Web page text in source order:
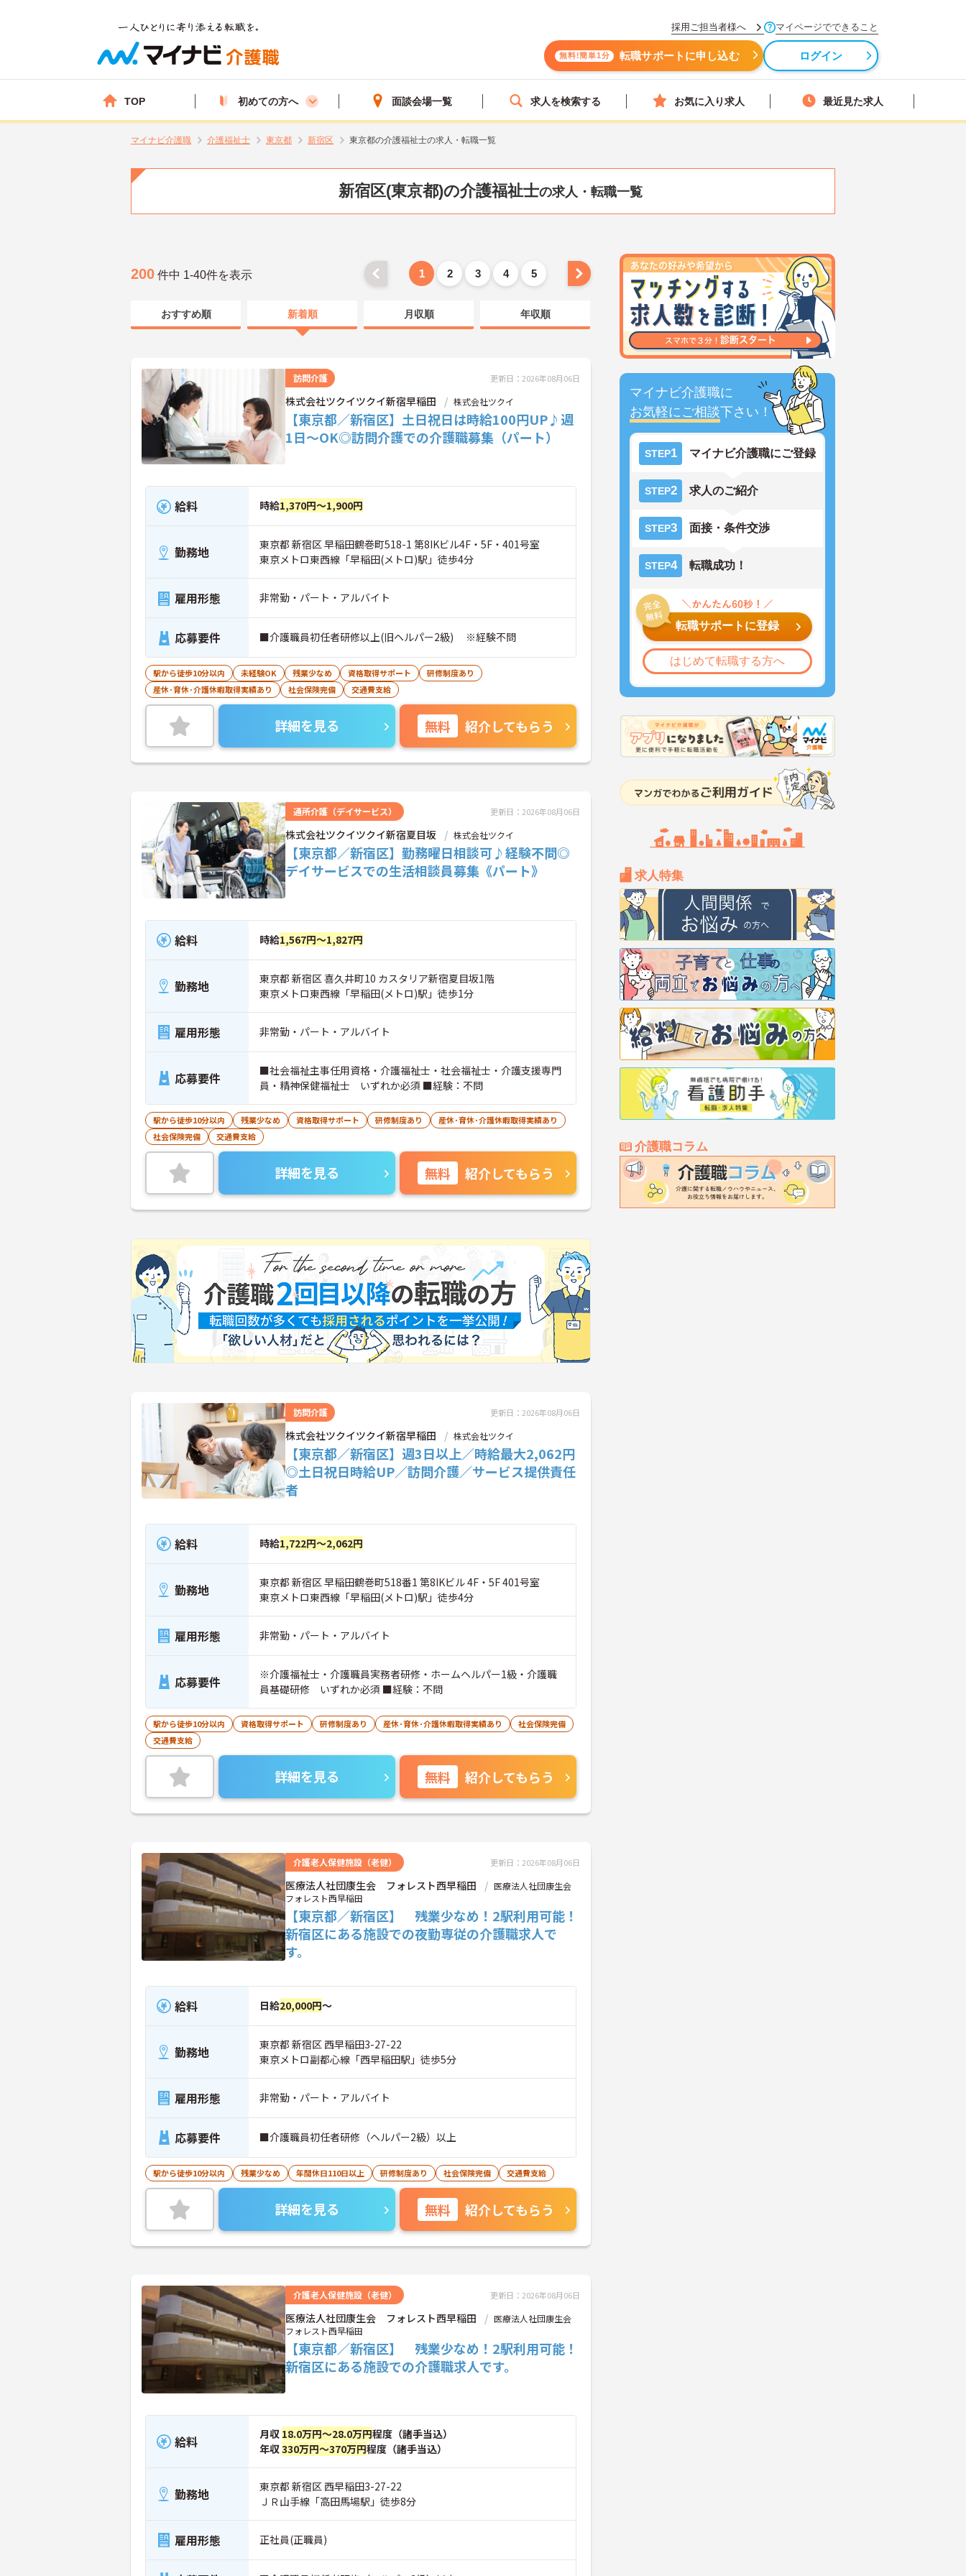
採用ご担当者様へ マイページでできること
無料!簡単1分 転職サポートに申し込む ログイン
TOP 初めての方へ 面談会場一覧 求人を検索する お気に入り求人 最近見た求人
マイナビ介護職 介護福祉士 東京都 新宿区 東京都の介護福祉士の求人・転職一覧
新宿区(東京都)の介護福祉士の求人・転職一覧
マイナビ介護職に
お気軽にご相談下さい！
STEP1 マイナビ介護職にご登録
STEP2 求人のご紹介
STEP3 面接・条件交渉
STEP4 転職成功！
転職サポートに登録
はじめて転職する方へ
求人特集
介護職コラム
200 件中 1-40件を表示 1 2 3 4 5
おすすめ順 新着順 月収順 年収順
訪問介護 更新日：2026年08月06日
株式会社ツクイツクイ新宿早稲田 株式会社ツクイ
【東京都／新宿区】土日祝日は時給100円UP♪週
1日～OK◎訪問介護での介護職募集（パート）
給料 時給1,370円～1,900円
勤務地
東京都 新宿区 早稲田鶴巻町518-1 第8IKビル4F・5F・401号室
東京メトロ東西線「早稲田(メトロ)駅」徒歩4分
雇用形態 非常勤・パート・アルバイト
応募要件 ■介護職員初任者研修以上(旧ヘルパー2級) ※経験不問
駅から徒歩10分以内 未経験OK 残業少なめ 資格取得サポート
研修制度あり
産休･育休･介護休暇取得実績あり
社会保険完備 交通費支給
詳細を見る 無料 紹介してもらう
通所介護（デイサービス） 更新日：2026年08月06日
株式会社ツクイツクイ新宿夏目坂 株式会社ツクイ
【東京都／新宿区】勤務曜日相談可♪経験不問◎
デイサービスでの生活相談員募集《パート》
給料 時給1,567円～1,827円
勤務地
東京都 新宿区 喜久井町10 カスタリア新宿夏目坂1階
東京メトロ東西線「早稲田(メトロ)駅」徒歩1分
雇用形態 非常勤・パート・アルバイト
応募要件
■社会福祉主事任用資格・介護福祉士・社会福祉士・介護支援専門
員・精神保健福祉士 いずれか必須 ■経験：不問
駅から徒歩10分以内 残業少なめ 資格取得サポート 研修制度あり
産休･育休･介護休暇取得実績あり
社会保険完備
交通費支給
詳細を見る 無料 紹介してもらう
訪問介護 更新日：2026年08月06日
株式会社ツクイツクイ新宿早稲田 株式会社ツクイ
【東京都／新宿区】週3日以上／時給最大2,062円
◎土日祝日時給UP／訪問介護／サービス提供責任
者
給料 時給1,722円～2,062円
勤務地
東京都 新宿区 早稲田鶴巻町518番1 第8IKビル 4F・5F 401号室
東京メトロ東西線「早稲田(メトロ)駅」徒歩4分
雇用形態 非常勤・パート・アルバイト
応募要件
※介護福祉士・介護職員実務者研修・ホームヘルパー1級・介護職
員基礎研修 いずれか必須 ■経験：不問
駅から徒歩10分以内 資格取得サポート 研修制度あり 産休･育休･介護休暇取得実績あり
社会保険完備
交通費支給
詳細を見る 無料 紹介してもらう
介護老人保健施設（老健） 更新日：2026年08月06日
医療法人社団康生会 フォレスト西早稲田
医療法人社団康生会
フォレスト西早稲田
【東京都／新宿区】 残業少なめ！2駅利用可能！
新宿区にある施設での夜勤専従の介護職求人で
す。
給料 日給20,000円～
勤務地
東京都 新宿区 西早稲田3-27-22
東京メトロ副都心線「西早稲田駅」徒歩5分
雇用形態 非常勤・パート・アルバイト
応募要件 ■介護職員初任者研修（ヘルパー2級）以上
駅から徒歩10分以内 残業少なめ 年間休日110日以上 研修制度あり 社会保険完備 交通費支給
詳細を見る 無料 紹介してもらう
介護老人保健施設（老健） 更新日：2026年08月06日
医療法人社団康生会 フォレスト西早稲田
医療法人社団康生会
フォレスト西早稲田
【東京都／新宿区】 残業少なめ！2駅利用可能！
新宿区にある施設での介護職求人です。
給料 月収 18.0万円～28.0万円程度（諸手当込）
年収330万円～370万円程度（諸手当込）
勤務地
東京都 新宿区 西早稲田3-27-22
ＪＲ山手線「高田馬場駅」徒歩8分
雇用形態 正社員(正職員)